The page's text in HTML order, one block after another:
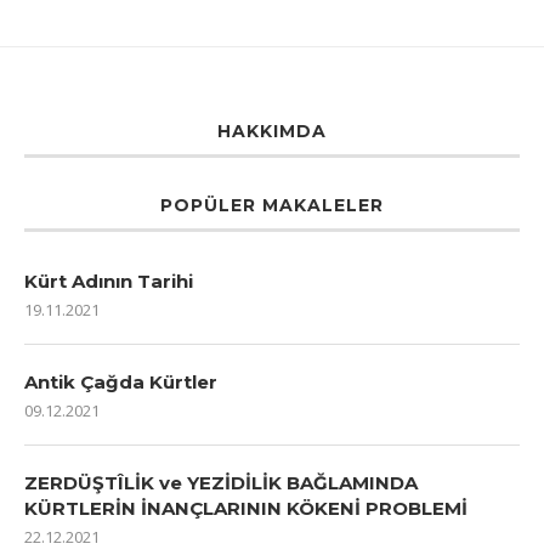
HAKKIMDA
POPÜLER MAKALELER
Kürt Adının Tarihi
19.11.2021
Antik Çağda Kürtler
09.12.2021
ZERDÜŞTÎLİK ve YEZİDİLİK BAĞLAMINDA
KÜRTLERİN İNANÇLARININ KÖKENİ PROBLEMİ
22.12.2021